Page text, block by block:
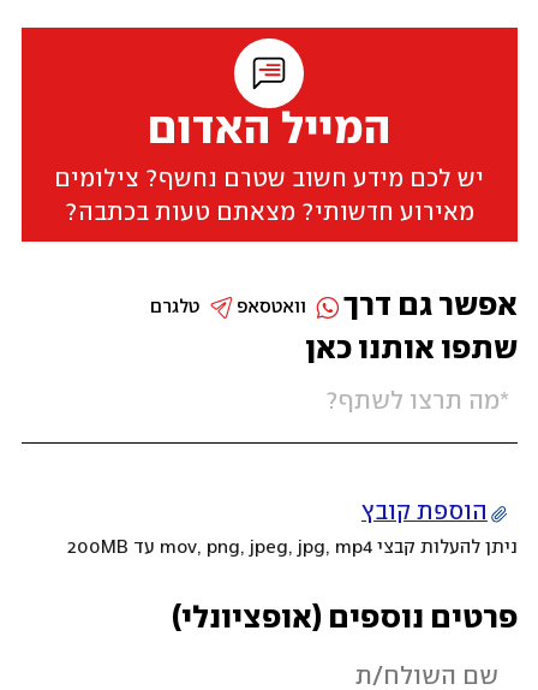
המייל האדום
יש לכם מידע חשוב שטרם נחשף? צילומים
מאירוע חדשותי? מצאתם טעות בכתבה?
שתפו אותנו כאן
הוספת קובץ
ניתן להעלות קבצי mov, png, jpeg, jpg, mp4 עד 200MB
פרטים נוספים (אופציונלי)
אפשר גם דרך טלגרם וואטסאפ